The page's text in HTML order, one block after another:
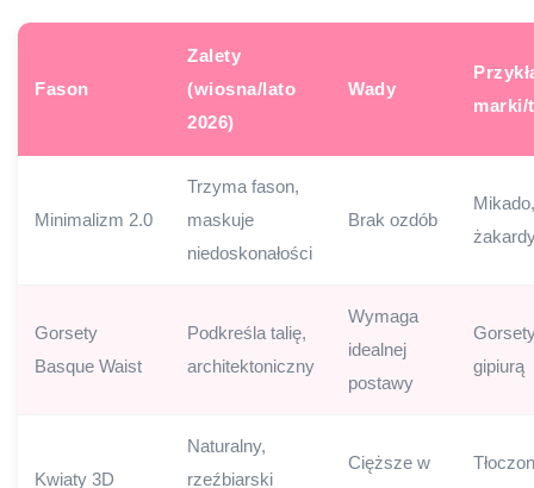
Fason
Zalety
(wiosna/lato
2026)
Wady
marki/
Minimalizm 2.0
Trzyma fason,
maskuje
niedoskonałości
Brak ozdób
Mikado,
Gorsety
Basque Waist
Podkreśla talię,
architektoniczny
Wymaga
idealnej
postawy
gipiurą
Kwiaty 3D
Naturalny,
rzeźbiarski
Cięższe w